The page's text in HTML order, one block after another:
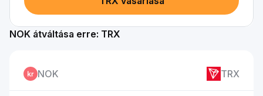
NOK átváltása erre: TRX
NOK TRX